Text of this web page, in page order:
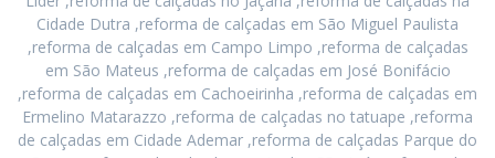
Cidade Dutra ,reforma de calçadas em São Miguel Paulista
,reforma de calçadas em Campo Limpo ,reforma de calçadas
em São Mateus ,reforma de calçadas em José Bonifácio
,reforma de calçadas em Cachoeirinha ,reforma de calçadas em
Ermelino Matarazzo ,reforma de calçadas no tatuape ,reforma
de calçadas em Cidade Ademar ,reforma de calçadas Parque do